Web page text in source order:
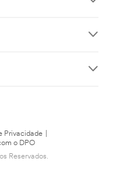
Privacidade
o DPO
Reservados.